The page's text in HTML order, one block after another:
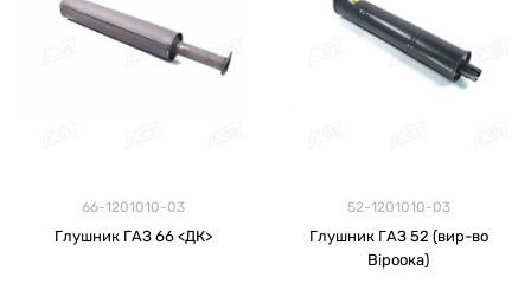
66-1201010-03
Глушник ГАЗ 66 <ДК>
52-1201010-03
Глушник ГАЗ 52 (вир-во
Віроока)